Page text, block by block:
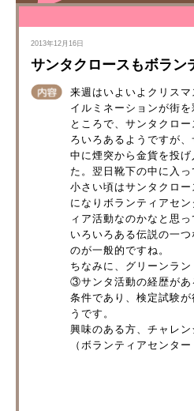
2013年12月16日
サンタクロースもボラン
来週はいよいよクリス
イルミネーションが街を
ところで、サンタクロ
ろいろあるようですが
中に煙突から金貨を投
た。翌日靴下の中に入
小さい頃はサンタクロ
になりボランティアセ
ィア活動なのかなと思っ
いろいろある伝説の一
のが一般的ですね。
ちなみに、グリーンラ
③サンタ活動の経歴があ
条件であり、検定試験
うです。
興味のある方、チャレ
（ボランティアセンタ